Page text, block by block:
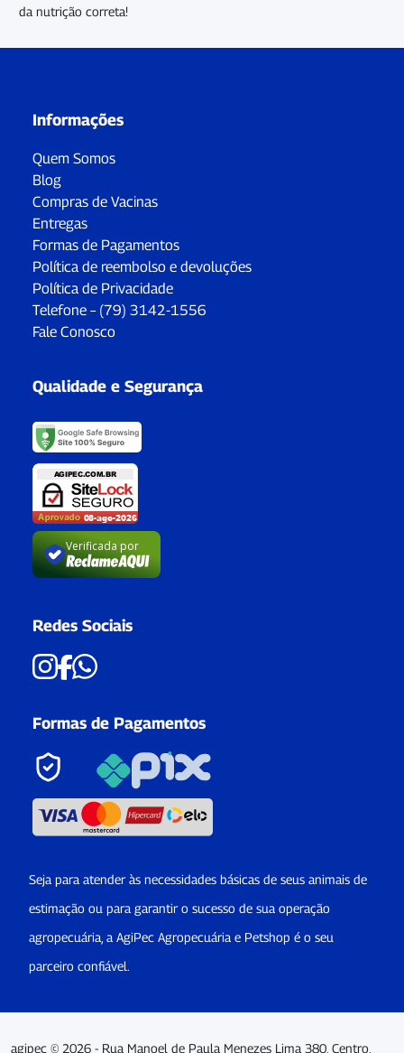
da nutrição correta!
Informações
Quem Somos
Blog
Compras de Vacinas
Entregas
Formas de Pagamentos
Política de reembolso e devoluções
Política de Privacidade
Telefone – (79) 3142-1556
Fale Conosco
Qualidade e Segurança
Verificada por
Redes Sociais
Formas de Pagamentos
Seja para atender às necessidades básicas de seus animais de
estimação ou para garantir o sucesso de sua operação
agropecuária, a AgiPec Agropecuária e Petshop é o seu
parceiro confiável.
agipec © 2026 - Rua Manoel de Paula Menezes Lima 380, Centro,